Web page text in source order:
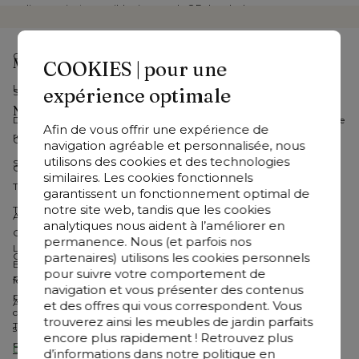
COOKIES | pour une
expérience optimale
Afin de vous offrir une expérience de
navigation agréable et personnalisée, nous
utilisons des cookies et des technologies
similaires. Les cookies fonctionnels
garantissent un fonctionnement optimal de
notre site web, tandis que les cookies
analytiques nous aident à l’améliorer en
permanence. Nous (et parfois nos
partenaires) utilisons les cookies personnels
pour suivre votre comportement de
navigation et vous présenter des contenus
et des offres qui vous correspondent. Vous
trouverez ainsi les meubles de jardin parfaits
encore plus rapidement ! Retrouvez plus
d’informations dans notre politique en
en ligne, qui est accessible via un code QR dans le showroom ou sur un
Chaque achat ne donne droit qu’à une seule participation au concours.
Le/la participant(e) doit avoir au moins 18 ans.
Des participations incomplètes, incorrectes ou frauduleuses peuvent être
refusées.
Chaque client ne peut participer que 1 seule fois.
Article 4 – Déroulement du concours
Les clients qui effectuent un achat dans un showroom Exterioo en
Belgique ou sur exterioo.be et qui enregistrent leur achat via le
formulaire prévu à cette fin, peuvent participer au concours. La
participation au concours est valable si le/la participant(e) répond
correctement à la question du concours et répond à la question
subsidiaire. Des informations/soumissions incorrectes annulent la
participation. Chaque achat ne peut donner lieu qu’à une seule
Nos meubles de jardin
Collections Bristol
Salons de jardin
Table de jardin avec chaises
Tables de jardin
Chaises de jardin
Chaises longues
Parasols
Accessoires
Tous les actions
Découvrez tous les meubles de jardin
Mon compte
Se connecter